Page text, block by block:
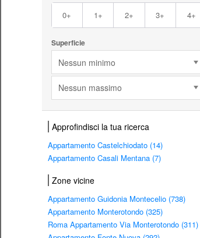
0+ 1+ 2+ 3+ 4+
Superficie
Nessun minimo
Nessun massimo
Approfindisci la tua ricerca
Appartamento Castelchiodato (14)
Appartamento Casali Mentana (7)
Zone vicine
Appartamento Guidonia Montecelio (738)
Appartamento Monterotondo (325)
Roma Appartamento Via Monterotondo (311)